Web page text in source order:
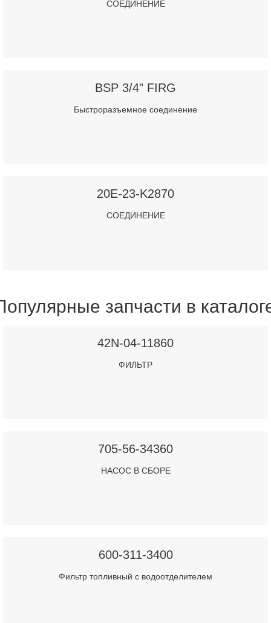
СОЕДИНЕНИЕ
BSP 3/4" FIRG
Быстроразъемное соединение
20E-23-K2870
СОЕДИНЕНИЕ
запчасти в
42N-04-11860
ФИЛЬТР
705-56-34360
НАСОС В СБОРЕ
600-311-3400
Фильтр топливный c водоотделителем